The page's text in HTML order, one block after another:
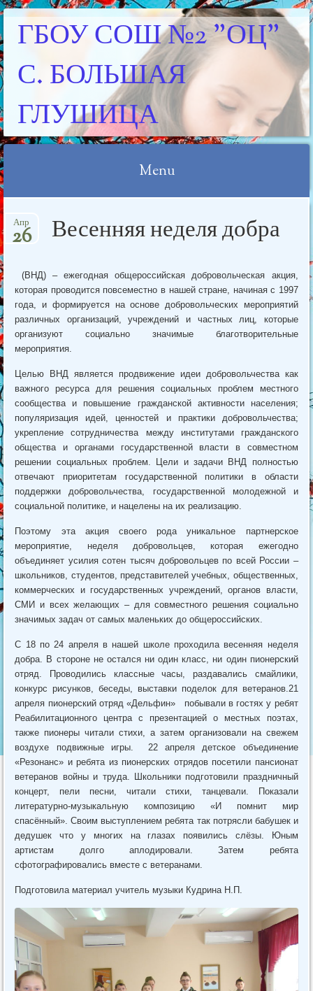
ГБОУ СОШ №2 "ОЦ"
С. БОЛЬШАЯ
ГЛУШИЦА
Menu
to
Весенняя неделя добра
Апр
26
(ВНД) – ежегодная общероссийская добровольческая акция,
которая проводится повсеместно в нашей стране, начиная с 1997
года, и формируется на основе добровольческих мероприятий
различных организаций, учреждений и частных лиц, которые
организуют социально значимые благотворительные
мероприятия.
Целью ВНД является продвижение идеи добровольчества как
важного ресурса для решения социальных проблем местного
сообщества и повышение гражданской активности населения;
популяризация идей, ценностей и практики добровольчества;
укрепление сотрудничества между институтами гражданского
общества и органами государственной власти в совместном
решении социальных проблем. Цели и задачи ВНД полностью
отвечают приоритетам государственной политики в области
поддержки добровольчества, государственной молодежной и
социальной политике, и нацелены на их реализацию.
Поэтому эта акция своего рода уникальное партнерское
мероприятие, неделя добровольцев, которая ежегодно
объединяет усилия сотен тысяч добровольцев по всей России –
школьников, студентов, представителей учебных, общественных,
коммерческих и государственных учреждений, органов власти,
СМИ и всех желающих – для совместного решения социально
значимых задач от самых маленьких до общероссийских.
С 18 по 24 апреля в нашей школе проходила весенняя неделя
добра. В стороне не остался ни один класс, ни один пионерский
отряд. Проводились классные часы, раздавались смайлики,
конкурс рисунков, беседы, выставки поделок для ветеранов.21
апреля пионерский отряд «Дельфин» побывали в гостях у ребят
Реабилитационного центра с презентацией о местных поэтах,
также пионеры читали стихи, а затем организовали на свежем
воздухе подвижные игры. 22 апреля детское объединение
«Резонанс» и ребята из пионерских отрядов посетили пансионат
ветеранов войны и труда. Школьники подготовили праздничный
концерт, пели песни, читали стихи, танцевали. Показали
литературно-музыкальную композицию «И помнит мир
спасённый». Своим выступлением ребята так потрясли бабушек и
дедушек что у многих на глазах появились слёзы. Юным
артистам долго аплодировали. Затем ребята
сфотографировались вместе с ветеранами.
Подготовила материал учитель музыки Кудрина Н.П.